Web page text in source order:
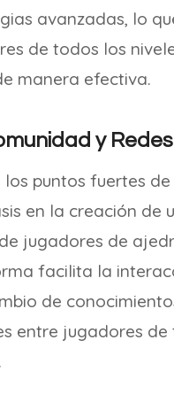
avanzadas, lo
de todos los
manera efectiva.
y
los puntos fuertes de
en la creación de
jugadores de
facilita la
de
entre jugadores de